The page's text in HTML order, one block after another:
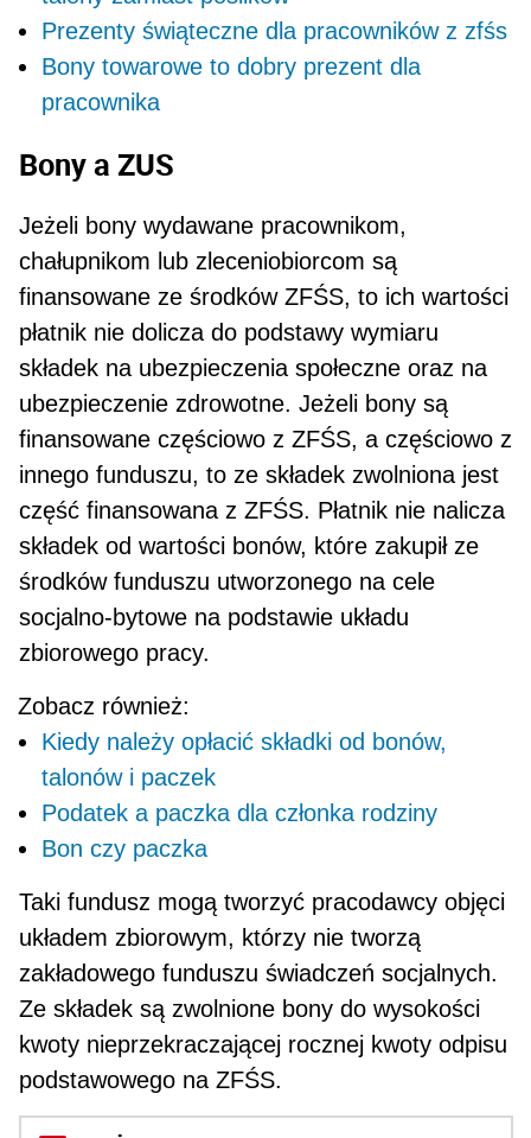
Prezenty świąteczne dla pracowników z zfśs
Bony towarowe to dobry prezent dla
pracownika
Bony a ZUS
Jeżeli bony wydawane pracownikom,
chałupnikom lub zleceniobiorcom są
finansowane ze środków ZFŚS, to ich wartości
płatnik nie dolicza do pod­stawy wymiaru
składek na ubezpieczenia społecz­ne oraz na
ubezpieczenie zdrowotne. Jeżeli bony są
finansowane częściowo z ZFŚS, a częściowo z
innego funduszu, to ze składek zwolniona jest
część finansowana z ZFŚS. Płatnik nie nalicza
skła­dek od wartości bonów, które zakupił ze
środków funduszu utworzonego na cele
socjalno-bytowe na podstawie układu
zbiorowego pracy.
Zobacz również:
Kiedy należy opłacić składki od bonów,
talonów i paczek
Podatek a paczka dla członka rodziny
Bon czy paczka
Taki fun­dusz mogą tworzyć pracodawcy objęci
układem zbiorowym, którzy nie tworzą
zakładowego fundu­szu świadczeń socjalnych.
Ze składek są zwolnio­ne bony do wysokości
kwoty nieprzekraczającej rocznej kwoty odpisu
podstawowego na ZFŚS.